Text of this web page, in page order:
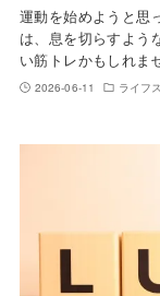
運動を始めようと思
は、息を切らすよう
い筋トレかもしれま
2026-06-11 ライフ